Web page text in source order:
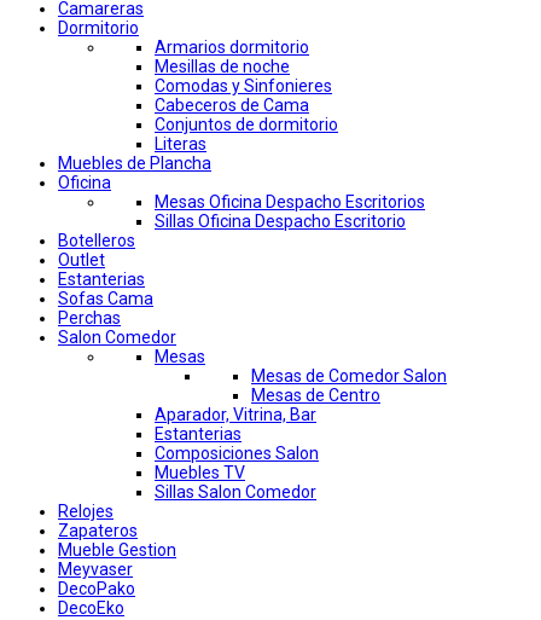
Camareras
Dormitorio
Armarios dormitorio
Mesillas de noche
Comodas y Sinfonieres
Cabeceros de Cama
Conjuntos de dormitorio
Literas
Muebles de Plancha
Oficina
Mesas Oficina Despacho Escritorios
Sillas Oficina Despacho Escritorio
Botelleros
Outlet
Estanterias
Sofas Cama
Perchas
Salon Comedor
Mesas
Mesas de Comedor Salon
Mesas de Centro
Aparador, Vitrina, Bar
Estanterias
Composiciones Salon
Muebles TV
Sillas Salon Comedor
Relojes
Zapateros
Mueble Gestion
Meyvaser
DecoPako
DecoEko